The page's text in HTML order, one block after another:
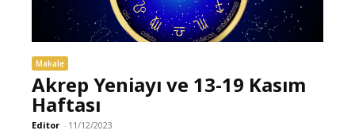
Makale
Akrep Yeniayı ve 13-19 Kasım
Haftası
Editor - 11/12/2023